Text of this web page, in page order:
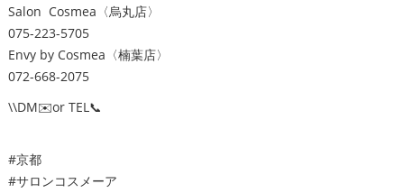
Salon Cosmea〈烏丸店〉
075-223-5705
Envy by Cosmea〈楠葉店〉
072-668-2075
\\DM✉️or TEL📞
#京都
#サロンコスメーア